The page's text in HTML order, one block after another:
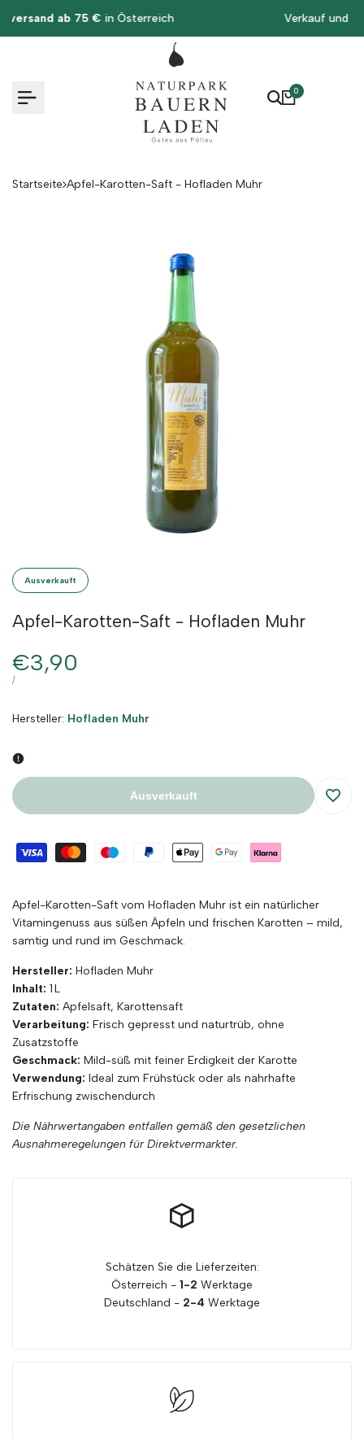
Verkauf und Versand nur innerhalb
0
Startseite Apfel-Karotten-Saft - Hofladen Muhr
Ausverkauft
Apfel-Karotten-Saft - Hofladen Muhr
Verkaufspreis
€3,90
STÜCKPREIS
/PRO
Hersteller: Hersteller:
Hofladen Muhr
Ausverkauft
Apfel-Karotten-Saft vom Hofladen Muhr ist ein natürlicher
Vitamingenuss aus süßen Äpfeln und frischen Karotten – mild,
samtig und rund im Geschmack.
Hersteller: Hofladen Muhr
Inhalt: 1 L
Zutaten: Apfelsaft, Karottensaft
Verarbeitung: Frisch gepresst und naturtrüb, ohne
Zusatzstoffe
Geschmack: Mild-süß mit feiner Erdigkeit der Karotte
Verwendung: Ideal zum Frühstück oder als nahrhafte
Erfrischung zwischendurch
Die Nährwertangaben entfallen gemäß den gesetzlichen
Ausnahmeregelungen für Direktvermarkter.
Schätzen Sie die Lieferzeiten:
Österreich - 1-2 Werktage
Deutschland - 2-4 Werktage